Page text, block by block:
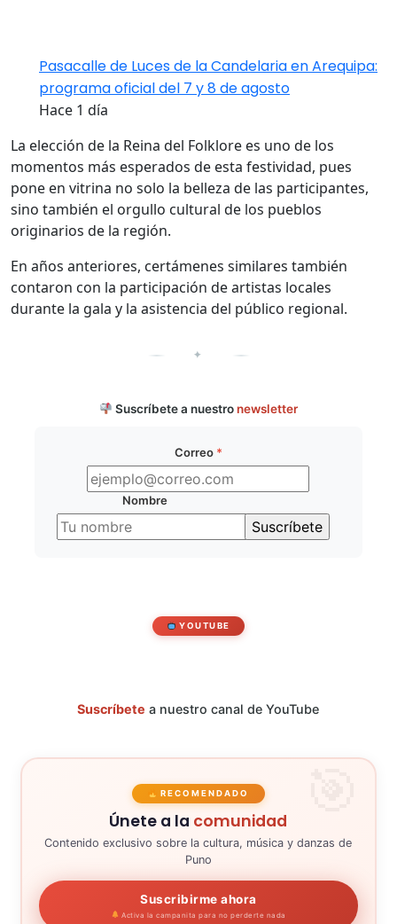
Pasacalle de Luces de la Candelaria en Arequipa:
programa oficial del 7 y 8 de agosto
Hace 1 día
La elección de la Reina del Folklore es uno de los
momentos más esperados de esta festividad, pues
pone en vitrina no solo la belleza de las participantes,
sino también el orgullo cultural de los pueblos
originarios de la región.
En años anteriores, certámenes similares también
contaron con la participación de artistas locales
durante la gala y la asistencia del público regional.
✦
Suscríbete a nuestro newsletter
Correo *
Nombre
YOUTUBE
Suscríbete a nuestro canal de YouTube
RECOMENDADO
Únete a la comunidad
Contenido exclusivo sobre la cultura, música y danzas de
Puno
Suscribirme ahora
Activa la campanita para no perderte nada